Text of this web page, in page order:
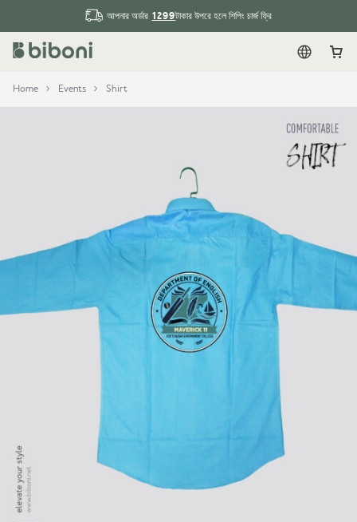
আপনার অর্ডার 1299টাকার উপরে হলে শিপিং চার্জ ফ্রি
English
Home Events Shirt